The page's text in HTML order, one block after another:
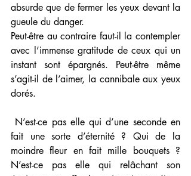
absurde que de fermer les yeux devant la
gueule du danger.
Peut-être au contraire faut-il la contempler
avec l’immense gratitude de ceux qui un
instant sont épargnés. Peut-être même
s’agit-il de l’aimer, la cannibale aux yeux
dorés.
fait une sorte d’éternité ? Qui de la
moindre fleur en fait mille bouquets ?
N’est-ce pas elle qui relâchant son